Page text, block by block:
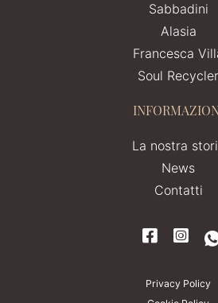
Sabbadini
Alasia
Francesca
Soul Recycler
La nostra
News
Contatti
Privacy Policy